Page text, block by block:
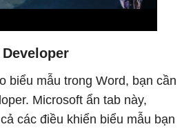
biểu mẫu trong Word, bạn cần
Microsoft ẩn tab này,
các điều khiển biểu mẫu bạn